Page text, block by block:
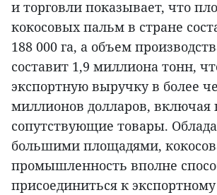
и торговли показывает, что
кокосовых пальм в стране
188 000 га, а объем
составит 1,9 миллиона тонн,
экспортную выручку в более
миллионов долларов, включая
сопутствующие товары.
большими площадями,
промышленность вполне
присоединиться к